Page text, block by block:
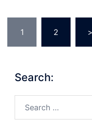
pagination
1 2 >
Search: